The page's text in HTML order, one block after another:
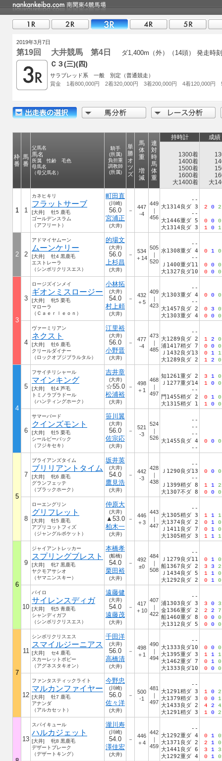
2019年3月7日
第19回 大井競馬 第4日 ダ1,400m（外）（14頭） 発走時
Ｃ３(三)(四)
サラブレッド系 一般 別定（普通競走）
賞金 1着800,000円 2着320,000円 3着200,000円 4着120,000円
枠
番
馬
番
父馬名
馬名
所属 性齢 毛色
母馬名
（母父馬名）
騎手
(所属)
負担重
調教師
(所属)
単
勝
オ
ツ
ズ
馬
体
重
増
減
連
対
時
馬
体
重
持時計 成績
1300着
1400着
1500着
1600着
大1400着
大
1 1
カネヒキリ
フラットサーブ
[大井] 牡5 鹿毛
ゴールデンスラム
（アフリート）
町田直
(川崎)
56.0
宮浦正
(大井)
－
447
-4
449
｜
456
--
大1314良ダ 3
--
大1446重ダ 5
大1314良ダ 3
2 0 2
0 0 0
1 0 1
2 2
アドマイヤムーン
ムーンケリー
[大井] 牡4 黒鹿毛
エストレーラ
（シンボリクリスエス）
的場文
(大井)
56.0
上杉昌
(大井)
－
534
＋14
505
｜
520
--
水1308重ダ 4
--
Ｊ1400重ダ11
大1327良ダ10
0 1 0
0 0 0
0 0 0
3
3
ロージズインメイ
ギオンミスロージー
[大井] 牝5 栗毛
マローラ
（Ｃａｅｒｌｅｏｎ）
小林拓
(大井)
54.0
村上頼
(大井)
－
432
＋5
409
｜
423
--
大1303重ダ 4
--
大1457良ダ 2
大1303重ダ 4
0 0 0
0 3 0
0 0 0
4
ヴァーミリアン
ネクスト
[大井] 牡6 鹿毛
クリールダイナー
（ロックオブジブラルタル）
江里裕
(大井)
56.0
小野晋
(大井)
－
477
-4
473
｜
485
--
大1289良ダ 2
浦1417稍ダ 7
Ｊ1432良ダ13
大1289良ダ 2
1 2 0
0 0 0
0 1 1
1 2 0
4
5
フサイチリシャール
マインキング
[大井] 牡4 芦毛
トミノラブラドール
（ハンティングホーク）
吉井章
(大井)
☆55.0
松浦裕
(大井)
－
498
＋1
468
｜
497
知1261重ダ 2
Ｊ1277重ダ14
--
門1455稍ダ 2
大1315稍ダ 1
3 1 0
1 0 0
0 1 0
1 0 0
6
サマーバード
クインズモント
[大井] 牡5 栗毛
シールビーバック
（フジキセキ）
笹川翼
(大井)
56.0
佐宗応
(大井)
－
521
-3
524
｜
526
--
--
--
大1455良ダ 4
--
0 0 0
5
7
ブライアンズタイム
ブリリアントタイム
[大井] 牝6 鹿毛
グランフェッテ
（ブラックホーク）
坂井英
(大井)
54.0
鷹見浩
(大井)
－
442
-3
428
｜
438
--
Ｊ1290良ダ13
--
Ｊ1399稍ダ 8
大1307不ダ 8
0 0 0
1 1 2
0 0 0
8
ローエングリン
グリフレット
[大井] 牡5 鹿毛
アプリコットフィズ
（ジャングルポケット）
仲原大
(大井)
▲53.0
柏木一
(大井)
－
446
＋3
443
｜
447
--
大1305稍ダ 3
大1374良ダ 2
Ｊ1411良ダ 7
大1305稍ダ 3
1 1 1
0 1 0
0 1 0
1 1 1
6
9
ジャイアントレッカー
スプリングブレスト
[大井] 牝7 黒鹿毛
ヤクモアサシオ
（ヤマニンスキー）
本橋孝
(船橋)
54.0
栗田裕
(大井)
－
492
±0
484
｜
508
--
Ｊ1279良ダ11
船1367良ダ 2
Ｊ1434良ダ 5
大1292良ダ 2
0 1 0
3 3 2
1 1 0
0 1 0
10
パイロ
サイレンスディガ
[大井] 牝5 青鹿毛
シャンディガフ
（シンボリクリスエス）
遠藤健
(大井)
54.0
遠藤茂
(大井)
－
417
＋10
407
｜
422
--
浦1303良ダ 3
金1366重ダ 2
船1460重ダ 8
大1312良ダ 5
3 0 3
2 2 7
0 0 0
0 0 0
7
11
シンボリクリスエス
スマイルジーニアス
[大井] セ4 鹿毛
スカーレットポピー
（アグネスタキオン）
千田洋
(大井)
56.0
高橋清
(大井)
－
498
＋1
490
｜
494
--
大1333良ダ10
大1395重ダ 3
大1462重ダ 7
大1333良ダ10
0 0 0
1 1 1
0 1 0
0 0 0
12
ファンタスティックライト
マルカンファイヤー
[大井] 牡7 鹿毛
アナンダ
（アルカセット）
今野忠
(川崎)
56.0
佐々洋
(大井)
－
500
-1
481
｜
497
--
大1291稍ダ 3
大1379稍ダ 3
大1433良ダ 2
大1291稍ダ 3
1 0 2
0 0 1
4 2 4
1 0 2
13
スパイキュール
ハルカジェット
[大井] 牝8 黒鹿毛
デザートブレーク
（デザートキング）
瀧川寿
(川崎)
54.0
澤佳宏
(大井)
－
446
＋4
442
｜
459
--
大1292重ダ 4
大1371良ダ 2
大1441良ダ 6
大1292重ダ 4
0 1 0
2 1 0
3 1 3
0 1 0